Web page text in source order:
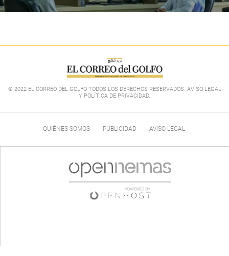
© 2022 EL CORREO DEL GOLFO TODOS LOS DERECHOS RESERVADOS. AVISO LEGAL
Y POLÍTICA DE PRIVACIDAD.
QUIÉNES SOMOS PUBLICIDAD AVISO LEGAL